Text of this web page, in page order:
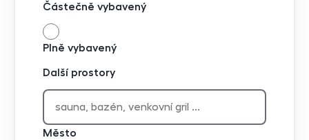
Částečně vybavený
Plně vybavený
Další prostory
Město